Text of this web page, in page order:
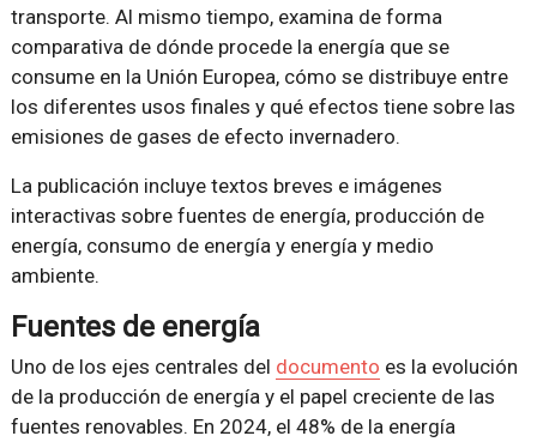
transporte. Al mismo tiempo, examina de forma
comparativa de dónde procede la energía que se
consume en la Unión Europea, cómo se distribuye entre
los diferentes usos finales y qué efectos tiene sobre las
emisiones de gases de efecto invernadero.
La publicación incluye textos breves e imágenes
interactivas sobre fuentes de energía, producción de
energía, consumo de energía y energía y medio
ambiente.
Fuentes de energía
Uno de los ejes centrales del documento es la evolución
de la producción de energía y el papel creciente de las
fuentes renovables. En 2024, el 48% de la energía